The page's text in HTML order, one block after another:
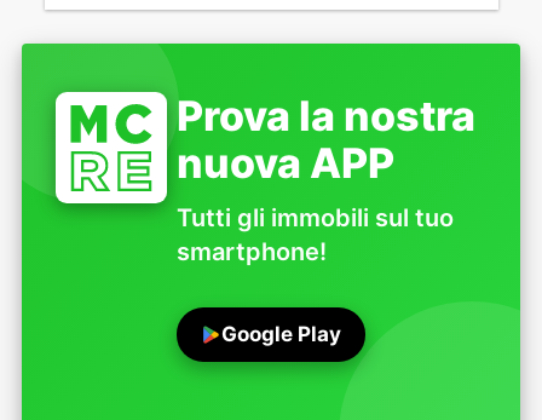
Prova la nostra
nuova APP
Tutti gli immobili sul tuo
smartphone!
Google Play